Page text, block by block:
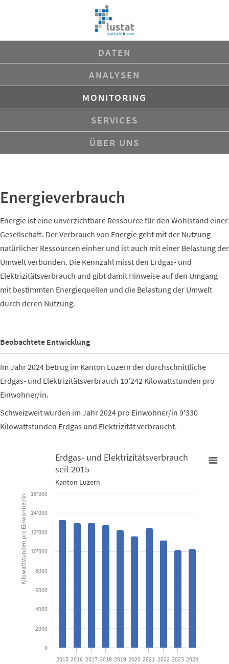
DATEN
ANALYSEN
MONITORING
SERVICES
ÜBER UNS
Energieverbrauch
Energie ist eine unverzichtbare Ressource für den Wohlstand einer
Gesellschaft. Der Verbrauch von Energie geht mit der Nutzung
natürlicher Ressourcen einher und ist auch mit einer Belastung der
Umwelt verbunden. Die Kennzahl misst den Erdgas- und
Elektrizitätsverbrauch und gibt damit Hinweise auf den Umgang
mit bestimmten Energiequellen und die Belastung der Umwelt
durch deren Nutzung.
Beobachtete Entwicklung
Im Jahr 2024 betrug im Kanton Luzern der durchschnittliche
Erdgas- und Elektrizitätsverbrauch 10'242 Kilowattstunden pro
Einwohner/in.
Schweizweit wurden im Jahr 2024 pro Einwohner/in 9'330
Kilowattstunden Erdgas und Elektrizität verbraucht.
Erdgas- und Elektrizitätsverbrauch seit 2015
Bar chart with 10 bars.
Kanton Luzern
View as data table, Erdgas- und Elektrizitätsverbrauch seit
The chart has 1 X axis displaying categories.
The chart has 1 Y axis displaying Kilowattstunden pro
Erdgas- und Elektrizitätsverbrauch
seit 2015
Kanton Luzern
2015 2016 2017 2018 2019 2020 2021 2022 2023 2024
0
2000
4000
6000
8000
10'000
12'000
14'000
16'000
Kilowattstunden pro Einwohner/in